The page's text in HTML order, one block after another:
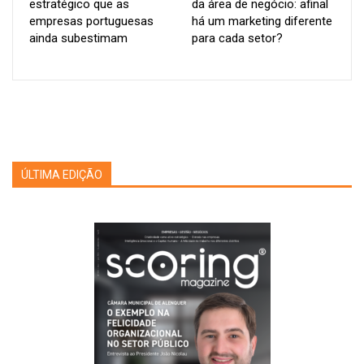
dependência de ﬁnanciamento externo e constitui um fator
positivo na avaliação do
empresarial, uma vez que
Plano de Recuperação e Resiliência (PRR) e de outros fundos
europeus, assume um papel crucial na mitigação dos riscos
recursos para impulsionar a transição digital, a modernização e
a capitalização reforça não só a sua resiliência perante
choques como a inﬂação e a subida das taxas de juro, como
também contribui para a consolidação da autonomia ﬁnanceira
e, consequentemente, para um
ratingmais favorável.
Ainda assim, esta melhoria estrutural não elimina as
estratégico que as
empresas portuguesas
ainda subestimam
da área de negócio: afinal
há um marketing diferente
para cada setor?
ÚLTIMA EDIÇÃO